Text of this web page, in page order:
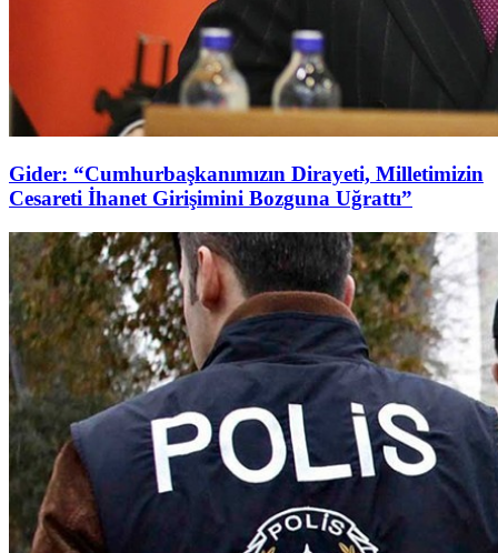
Gider: “Cumhurbaşkanımızın Dirayeti, Milletimizin
Cesareti İhanet Girişimini Bozguna Uğrattı”